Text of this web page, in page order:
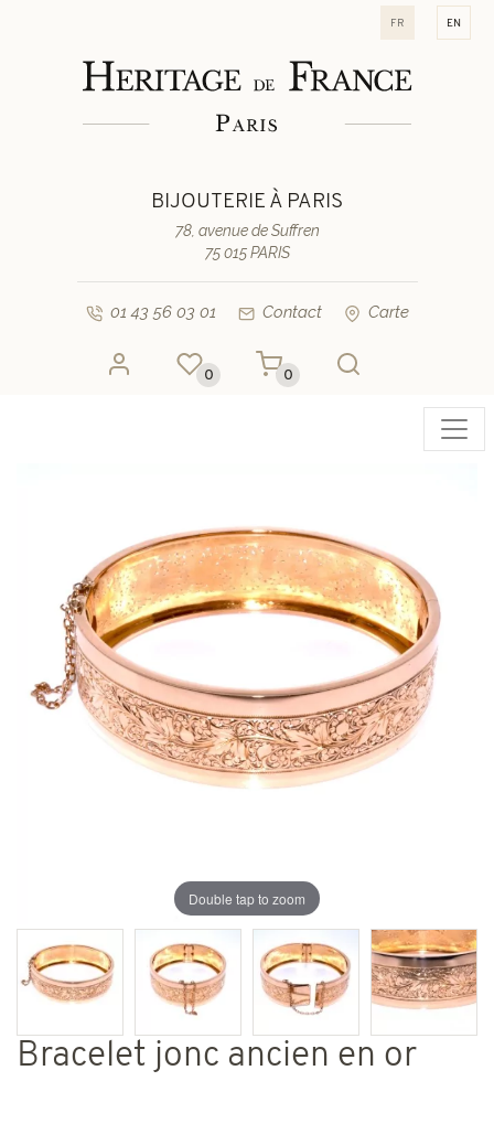
fr en
BIJOUTERIE À PARIS
78, avenue de Suffren
75 015 PARIS
01 43 56 03 01 Contact Carte
0 0
Double tap to zoom
Bracelet jonc ancien en or